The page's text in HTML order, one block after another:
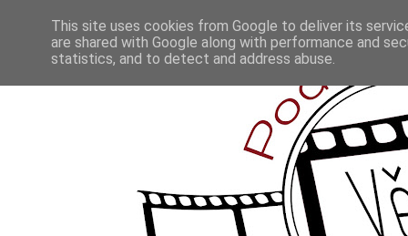
This site uses cookies from Google to deliver its
are shared with Google along with performance and
statistics, and to detect and address abuse.